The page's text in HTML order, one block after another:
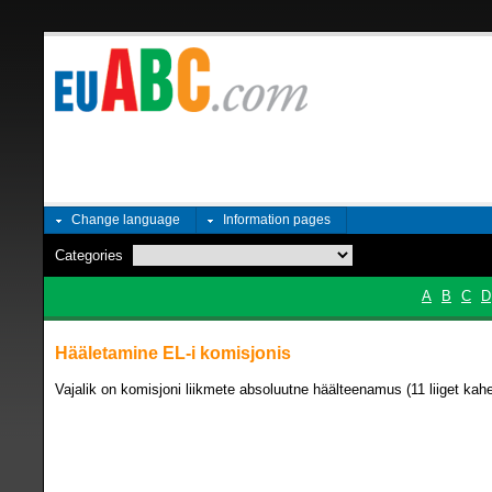
Change language Information pages
Categories
A B C D
Hääletamine EL-i komisjonis
Vajalik on komisjoni liikmete absoluutne häälteenamus (11 liiget